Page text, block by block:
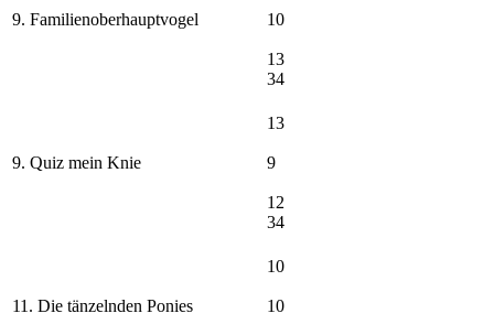
9. Familienoberhauptvogel 10
13
34
9. Quiz mein Knie
13
9
12
34
11. Die tänzelnden Ponies
10
10